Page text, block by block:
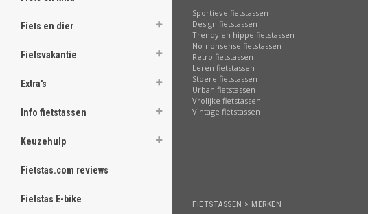
Fiets en dier
Fietsvakantie
Extra's
Info fietstassen
Keuzehulp
Fietstas.com reviews
Fietstas E-bike
Sportieve fietstassen
Design fietstassen
Trendy en hippe fietstassen
No-nonsense fietstassen
Retro fietstassen
Leren fietstassen
Stoere fietstassen
Urban fietstassen
Vrolijke fietstassen
Vintage fietstassen
FIETSTASSEN > MERKEN